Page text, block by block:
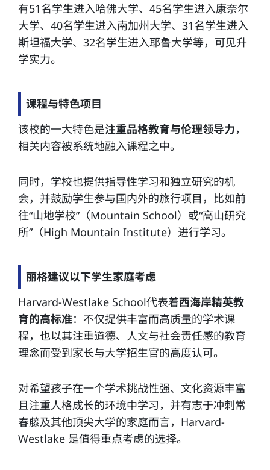
有51名学生进入哈佛大学、45名学生进入康奈尔
大学、40名学生进入南加州大学、31名学生进入
斯坦福大学、32名学生进入耶鲁大学等，可见升
学实力。
课程与特色项目
该校的一大特色是注重品格教育与伦理领导力，
相关内容被系统地融入课程之中。
同时，学校也提供指导性学习和独立研究的机
会，并鼓励学生参与国内外的旅行项目，比如前
往“山地学校”（Mountain School）或“高山研究
所”（High Mountain Institute）进行学习。
丽格建议以下学生家庭考虑
Harvard-Westlake School代表着西海岸精英教
育的高标准：不仅提供丰富而高质量的学术课
程，也以其注重道德、人文与社会责任感的教育
理念而受到家长与大学招生官的高度认可。
对希望孩子在一个学术挑战性强、文化资源丰富
且注重人格成长的环境中学习，并有志于冲刺常
春藤及其他顶尖大学的家庭而言，Harvard-
Westlake 是值得重点考虑的选择。